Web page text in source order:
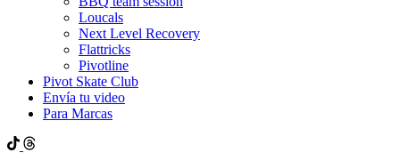
Loucals
Next Level Recovery
Flattricks
Pivotline
Pivot Skate Club
Envía tu video
Para Marcas